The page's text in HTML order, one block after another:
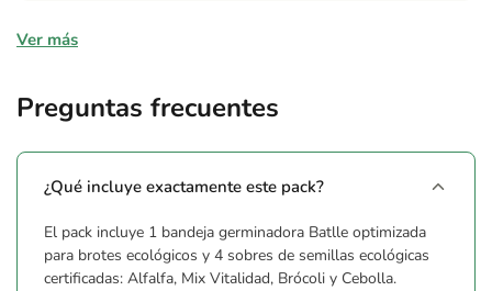
Composición
rimosa), Cebolla (Allium cepa). Bandeja germinadora de
Advertencias
No contiene semillas (indicado en la bandeja germinadora). La
bandeja contiene 1 bandeja germinadora únicamente.
Ver más
Preguntas frecuentes
¿Qué incluye exactamente este pack?
El pack incluye 1 bandeja germinadora Batlle optimizada
para brotes ecológicos y 4 sobres de semillas ecológicas
certificadas: Alfalfa, Mix Vitalidad, Brócoli y Cebolla.